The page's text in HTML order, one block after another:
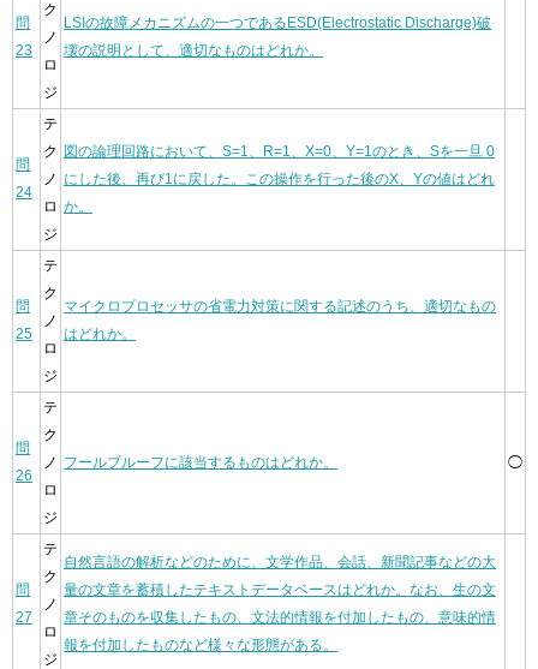
問
23
ク
ノ
ロ
ジ
LSIの故障メカニズムの一つであるESD(Electrostatic Discharge)破
壊の説明として、適切なものはどれか。
問
24
テ
ク
ノ
ロ
ジ
図の論理回路において、S=1、R=1、X=0、Y=1のとき、Sを一旦 0
にした後、再び1に戻した。この操作を行った後のX、Yの値はどれ
か。
問
25
テ
ク
ノ
ロ
ジ
マイクロプロセッサの省電力対策に関する記述のうち、適切なもの
はどれか。
問
26
テ
ク
ノ
ロ
ジ
フールプルーフに該当するものはどれか。 ◯
問
27
テ
ク
ノ
ロ
ジ
自然言語の解析などのために、文学作品、会話、新聞記事などの大
量の文章を蓄積したテキストデータベースはどれか。なお、生の文
章そのものを収集したもの、文法的情報を付加したもの、意味的情
報を付加したものなど様々な形態がある。